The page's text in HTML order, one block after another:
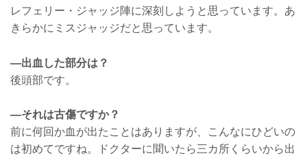
レフェリー・ジャッジ陣に深刻しようと思っています。あ
きらかにミスジャッジだと思っています。
―出血した部分は？
後頭部です。
―それは古傷ですか？
前に何回か血が出たことはありますが、こんなにひどいの
は初めてですね。ドクターに聞いたら三カ所くらいから出